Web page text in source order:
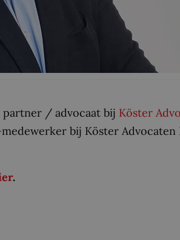
partner / advocaat bij Köster
bij Köster Advocaten
.